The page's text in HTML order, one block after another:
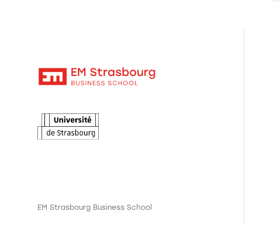
EM Strasbourg Business School